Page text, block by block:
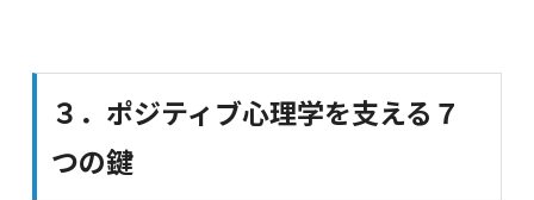
３．ポジティブ心理学を支える７
つの鍵